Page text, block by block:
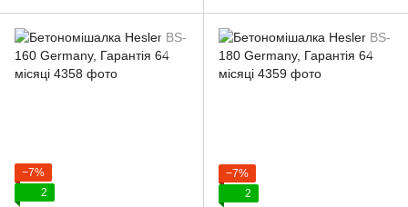
−7%
2
−7%
2